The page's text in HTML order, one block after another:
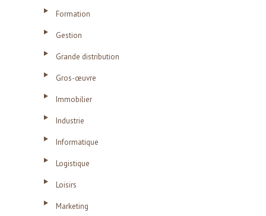
Formation
Gestion
Grande distribution
Gros-œuvre
Immobilier
Industrie
Informatique
Logistique
Loisirs
Marketing